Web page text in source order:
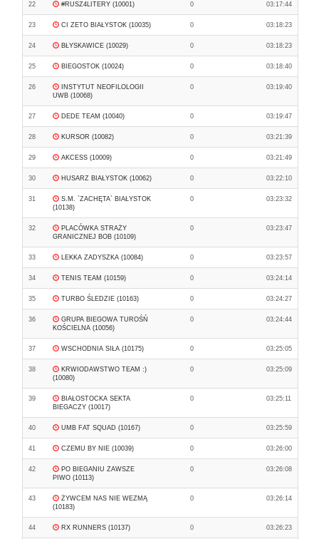
22 #RUSZ4LITERY (10001) 0 03:17:44
23 CI ZETO BIAŁYSTOK (10035) 0 03:18:23
24 BŁYSKAWICE (10029) 0 03:18:23
25 BIEGOSTOK (10024) 0 03:18:40
26
INSTYTUT NEOFILOLOGII
UWB (10068)
0 03:19:40
27 DEDE TEAM (10040) 0 03:19:47
28 KURSOR (10082) 0 03:21:39
29 AKCESS (10009) 0 03:21:49
30 HUSARZ BIAŁYSTOK (10062) 0 03:22:10
31
S.M. `ZACHĘTA` BIAŁYSTOK
(10138)
0 03:23:32
32
PLACÓWKA STRAŻY
GRANICZNEJ BOB (10109)
0 03:23:47
33 LEKKA ZADYSZKA (10084) 0 03:23:57
34 TENIS TEAM (10159) 0 03:24:14
35 TURBO ŚLEDZIE (10163) 0 03:24:27
36
GRUPA BIEGOWA TUROŚŃ
KOŚCIELNA (10056)
0 03:24:44
37 WSCHODNIA SIŁA (10175) 0 03:25:05
38
KRWIODAWSTWO TEAM :)
(10080)
0 03:25:09
39
BIAŁOSTOCKA SEKTA
BIEGACZY (10017)
0 03:25:11
40 UMB FAT SQUAD (10167) 0 03:25:59
41 CZEMU BY NIE (10039) 0 03:26:00
42
PO BIEGANIU ZAWSZE
PIWO (10113)
0 03:26:08
43
ŻYWCEM NAS NIE WEZMĄ
(10183)
0 03:26:14
44 RX RUNNERS (10137) 0 03:26:23